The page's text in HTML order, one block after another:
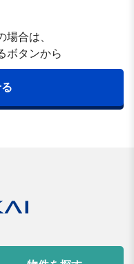
場合は、
ボタンから